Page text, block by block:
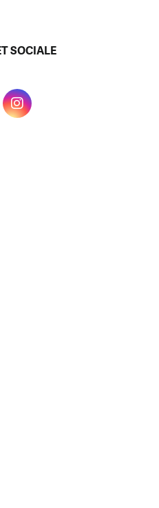
SOCIALE